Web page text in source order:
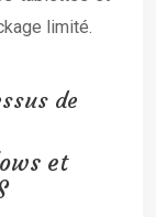
limité.
de
et